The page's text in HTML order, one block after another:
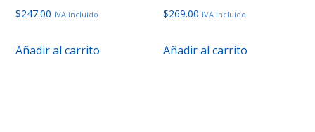
$247.00 IVA incluido
Añadir al carrito
$269.00 IVA incluido
Añadir al carrito